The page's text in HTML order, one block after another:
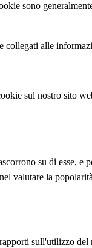
sono
alle
sul nostro sito
su di esse, e
valutare la
sull'utilizzo del